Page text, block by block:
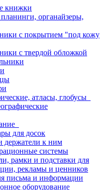
книжки
органайзеры,
с покрытием "под кожу
с твердой обложкой
атласы, глобусы
для досок
держатели к ним
системы
рамки и подставки для
рекламы и ценников
письма и информации
оборудование